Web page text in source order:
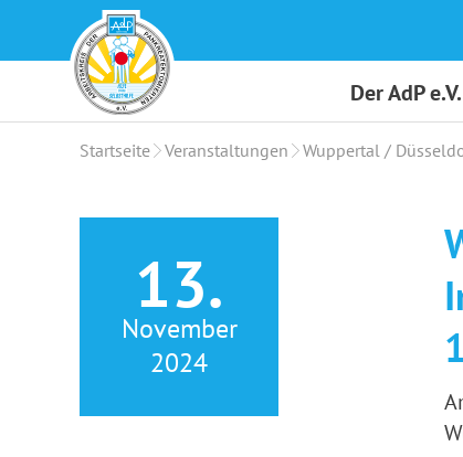
Der AdP e.V.
Startseite Veranstaltungen Wuppertal /
13.
November
2024